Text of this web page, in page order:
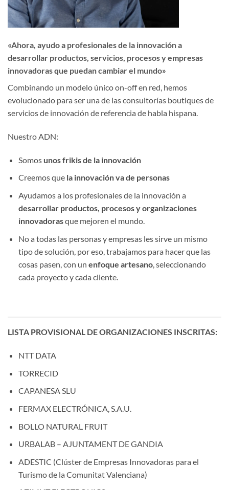
«Ahora, ayudo a profesionales de la innovación a
desarrollar productos, servicios, procesos y empresas
innovadoras que puedan cambiar el mundo»
Combinando un modelo único on-off en red, hemos
evolucionado para ser una de las consultorías boutiques de
servicios de innovación de referencia de habla hispana.
Nuestro ADN:
Somos unos frikis de la innovación
Creemos que la innovación va de personas
Ayudamos a los profesionales de la innovación a
desarrollar productos, procesos y organizaciones
innovadorasque mejoren el mundo.
No a todas las personas y empresas les sirve un mismo
tipo de solución, por eso, trabajamos para hacer que las
cosas pasen, con un enfoque artesano, seleccionando
cada proyecto y cada cliente.
LISTA PROVISIONAL DE ORGANIZACIONES INSCRITAS:
NTT DATA
TORRECID
CAPANESA SLU
FERMAX ELECTRÓNICA, S.A.U.
BOLLO NATURAL FRUIT
URBALAB – AJUNTAMENT DE GANDIA
ADESTIC (Clúster de Empresas Innovadoras para el
Turismo de la Comunitat Valenciana)